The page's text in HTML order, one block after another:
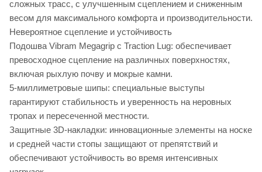
сложных трасс, с улучшенным сцеплением и сниженным
весом для максимального комфорта и производительности.
Невероятное сцепление и устойчивость
Подошва Vibram Megagrip с Traction Lug: обеспечивает
превосходное сцепление на различных поверхностях,
включая рыхлую почву и мокрые камни.
5-миллиметровые шипы: специальные выступы
гарантируют стабильность и уверенность на неровных
тропах и пересеченной местности.
Защитные 3D-накладки: инновационные элементы на носке
и средней части стопы защищают от препятствий и
обеспечивают устойчивость во время интенсивных